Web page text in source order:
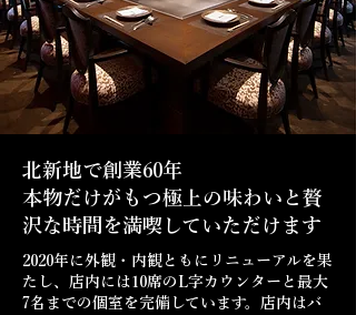
北新地で創業60年
本物だけがもつ極上の味わいと贅
沢な時間を満喫していただけます
2020年に外観・内観ともにリニューアルを果
たし、店内には10席のL字カウンターと最大
7名までの個室を完備しています。店内はバ